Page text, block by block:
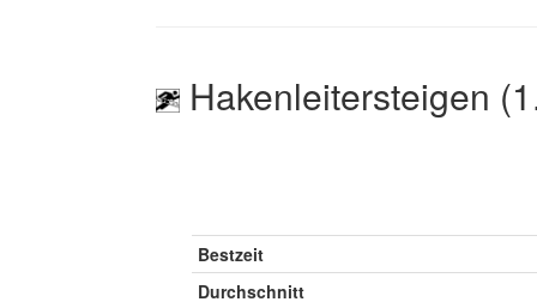
Hakenleitersteigen
Bestzeit
Durchschnitt